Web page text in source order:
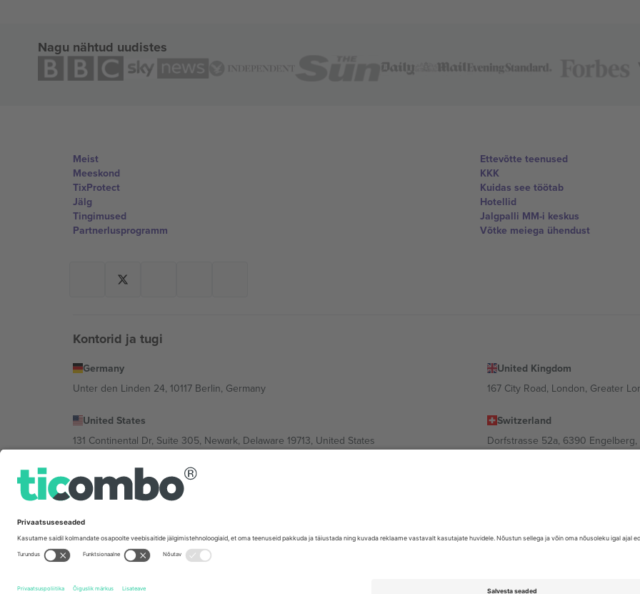
Nagu nähtud uudistes
Meist
Meeskond
TixProtect
Jälg
Tingimused
Partnerlusprogramm
Ettevõtte teenused
KKK
Kuidas see töötab
Hotellid
Jalgpalli MM-i keskus
Võtke meiega ühendust
Kontorid ja tugi
Germany
Unter den Linden 24, 10117 Berlin, Germany
United Kingdom
167 City Road, London, Greater
United States
131 Continental Dr, Suite 305, Newark, Delaware 19713, United States
Switzerland
Dorfstrasse 52a, 6390
Bulgaria
Regus Sofia City West, bul Totleben 53-55, 1606 Sofia, Bulgaria
Mexico
Av Chapultepec 360, Roma Norte, Cuauhtémoc, 06700 Ciudad de México, CDMX, Mexico
Tingimused.© 2026 Ticombo. Kõik õigused kaitstud.